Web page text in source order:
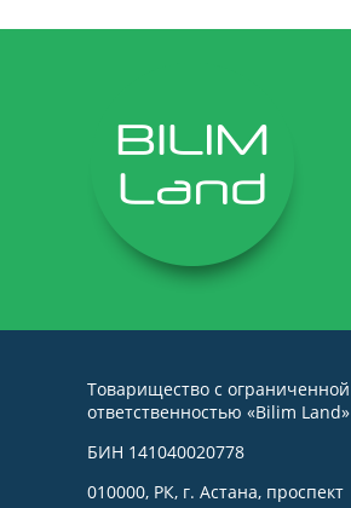
Товарищество с ограниченной
ответственностью «Bilim Land»
БИН 141040020778
010000, РК, г. Астана, проспект